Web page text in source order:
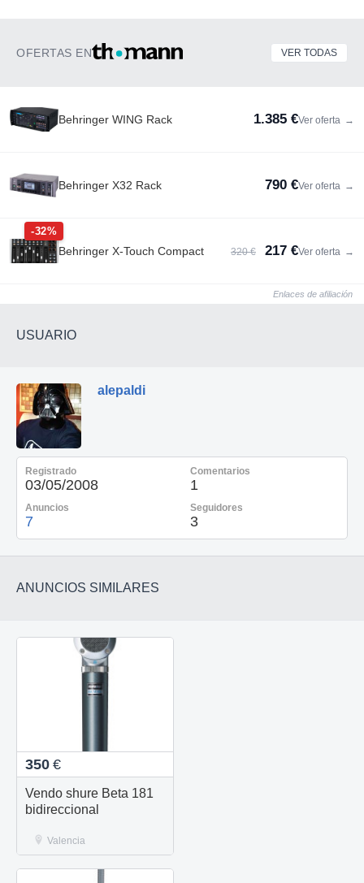
OFERTAS EN VER TODAS
Behringer WING Rack 1.385 €Ver oferta →
Behringer X32 Rack 790 €Ver oferta →
-32%
Behringer X-Touch Compact 320 € 217 €Ver oferta →
Enlaces de afiliación
USUARIO
alepaldi
Registrado
03/05/2008
Comentarios
1
Anuncios
7
Seguidores
3
ANUNCIOS SIMILARES
350 €
Vendo shure Beta 181
bidireccional
Valencia